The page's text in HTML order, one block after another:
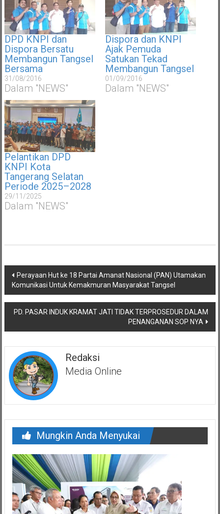
DPD KNPI dan
Dispora Bersatu
Membangun Tangsel
Bersama
31/08/2016
Dalam "NEWS"
Dispora dan KNPI
Ajak Pemuda
Satukan Tekad
Membangun Tangsel
01/09/2016
Dalam "NEWS"
Pelantikan DPD
KNPI Kota
Tangerang Selatan
Periode 2025–2028
29/11/2025
Dalam "NEWS"
Navigasi
pos
Perayaan Hut ke 18 Partai Amanat Nasional (PAN) Utamakan
Komunikasi Untuk Kemakmuran Masyarakat Tangsel
PD. PASAR INDUK KRAMAT JATI TIDAK TERPROSEDUR DALAM
PENANGANAN SOP NYA
Redaksi
Media Online
Mungkin Anda Menyukai